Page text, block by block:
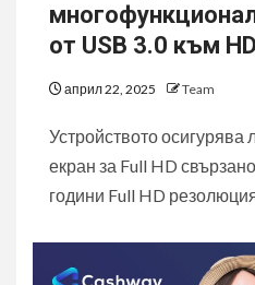
от USB 3.0 към
април 22, 2025 Team
Устройството осигурява
екран за Full HD
години Full HD